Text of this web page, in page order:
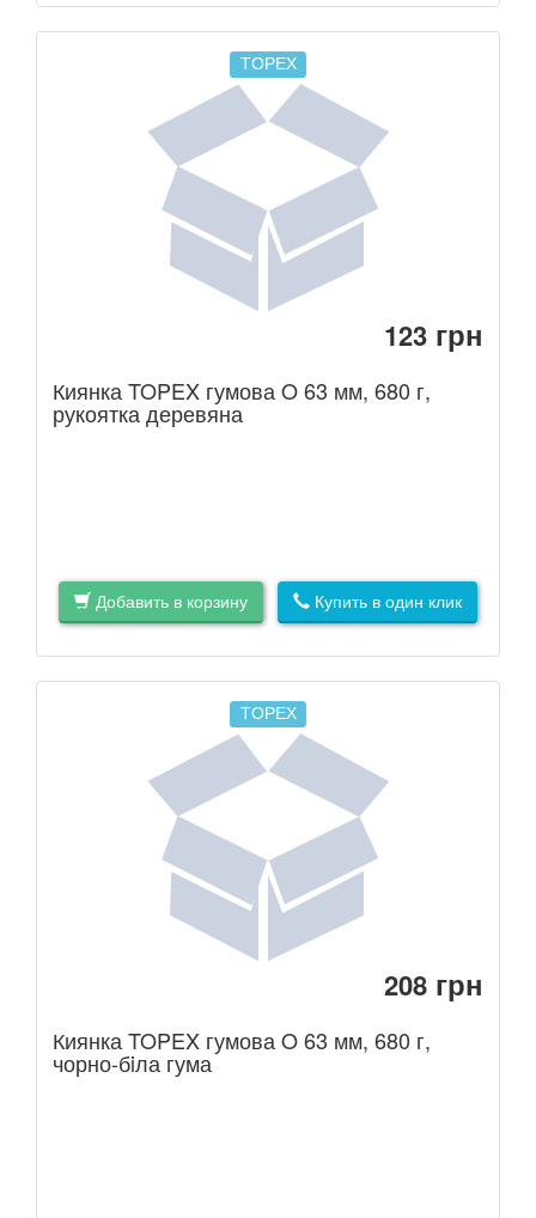
TOPEX
123 грн
Киянка TOPEX гумова O 63 мм, 680 г,
рукоятка деревяна
Добавить в корзину Купить в один клик
TOPEX
208 грн
Киянка TOPEX гумова O 63 мм, 680 г,
чорно-бiла гума